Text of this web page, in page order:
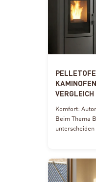
VERGLEICH
Komfort:
Beim Thema